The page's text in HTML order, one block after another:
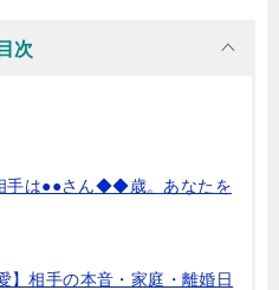
目次
手は●●さん◆◆歳。あなたを
】相手の本音・家庭・離婚日